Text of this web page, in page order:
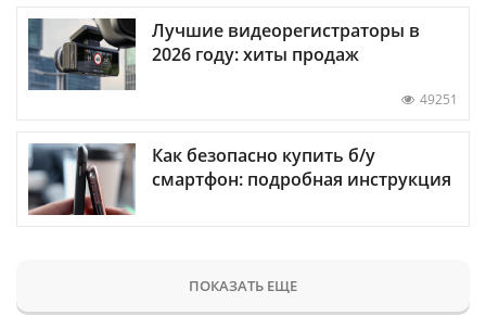
Лучшие видеорегистраторы в
2026 году: хиты продаж
49251
Как безопасно купить б/у
смартфон: подробная инструкция
ПОКАЗАТЬ ЕЩЕ